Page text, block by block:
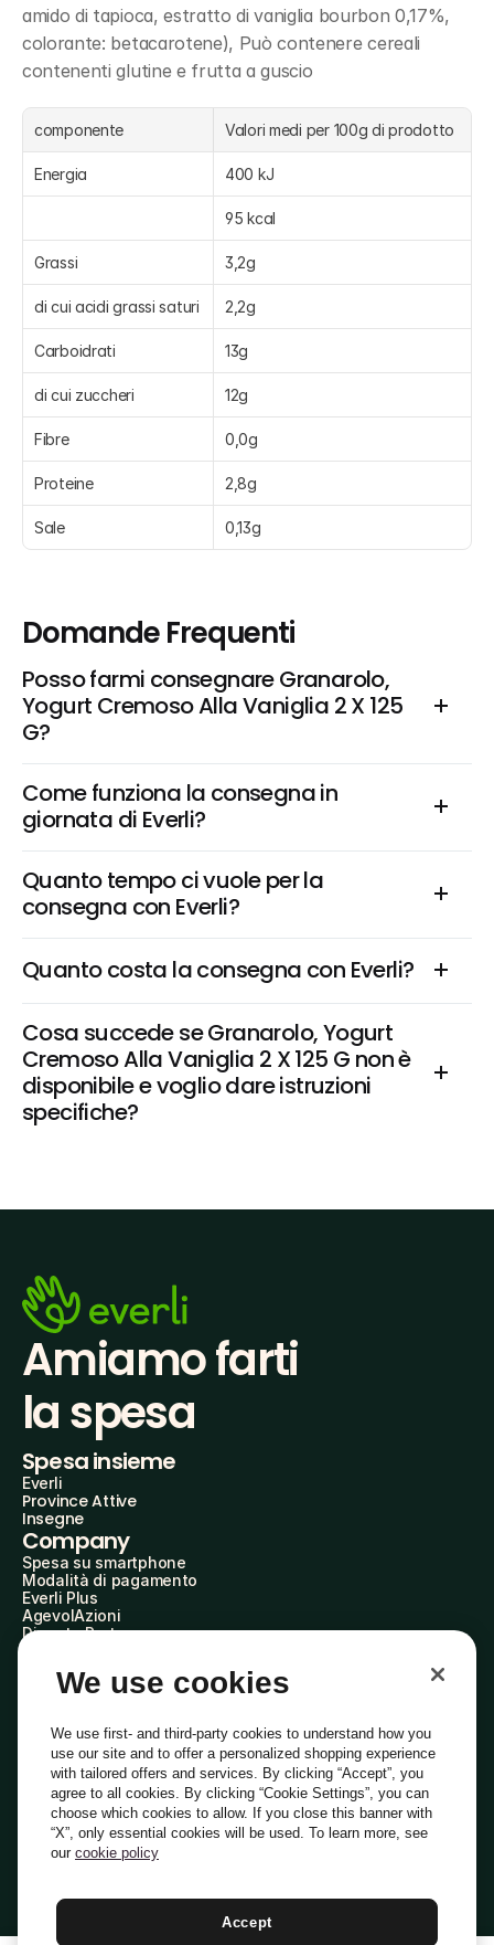
amido di tapioca, estratto di vaniglia bourbon 0,17%,
colorante: betacarotene), Può contenere cereali
contenenti glutine e frutta a guscio
componente Valori medi per 100g di prodotto
Energia 400 kJ
95 kcal
Grassi 3,2g
di cui acidi grassi saturi 2,2g
Carboidrati 13g
di cui zuccheri 12g
Fibre 0,0g
Proteine 2,8g
Sale 0,13g
Domande Frequenti
Posso farmi consegnare Granarolo,
Yogurt Cremoso Alla Vaniglia 2 X 125
G?
Come funziona la consegna in
giornata di Everli?
Quanto tempo ci vuole per la
consegna con Everli?
Quanto costa la consegna con Everli?
Cosa succede se Granarolo, Yogurt
Cremoso Alla Vaniglia 2 X 125 G non è
disponibile e voglio dare istruzioni
specifiche?
Amiamo farti
la spesa
Spesa insieme
Everli
Province Attive
Insegne
Company
Spesa su smartphone
Modalità di pagamento
Everli Plus
AgevolAzioni
Diventa Partner
Everli Shoppers
About Us
Everli News
Domande frequenti
Lavora con noi
Diventa Shopper
Investitori
PrivacyCookiePreferenze Cookie
Termini e CondizioniCodice Etico
Indirizzo PEC: everli@pec.it - indirizzo DPO: dpo@everli.com
Italiano
We use cookies
We use first- and third-party cookies to understand how you
use our site and to offer a personalized shopping experience
with tailored offers and services. By clicking “Accept”, you
agree to all cookies. By clicking “Cookie Settings”, you can
choose which cookies to allow. If you close this banner with
“X”, only essential cookies will be used. To learn more, see
our cookie policy
Accept